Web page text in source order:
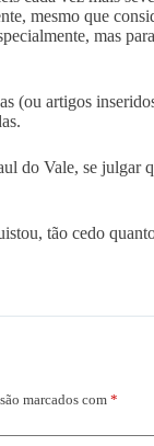
mesmo que
mas
(ou artigos
do Vale, se julgar
tão cedo
marcados com *